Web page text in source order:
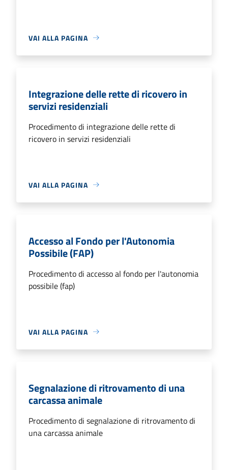
VAI ALLA PAGINA
Integrazione delle rette di ricovero in
servizi residenziali
Procedimento di integrazione delle rette di
ricovero in servizi residenziali
VAI ALLA PAGINA
Accesso al Fondo per l'Autonomia
Possibile (FAP)
Procedimento di accesso al fondo per l'autonomia
possibile (fap)
VAI ALLA PAGINA
Segnalazione di ritrovamento di una
carcassa animale
Procedimento di segnalazione di ritrovamento di
una carcassa animale